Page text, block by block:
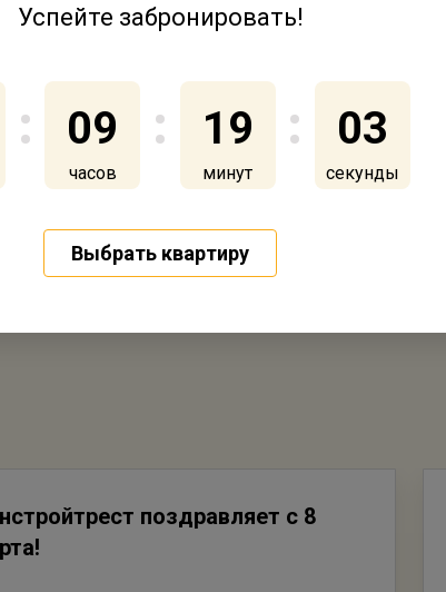
застройщика, но строительство
ответственности
основа которой – обеспечить
для нас годом социальных
поздравляет с 8
Успейте забронировать!
09
часов
19
минут
02
секунды
Выбрать квартиру